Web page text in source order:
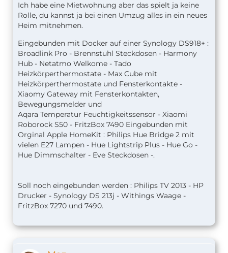
Ich habe eine Mietwohnung aber das spielt ja keine
Rolle, du kannst ja bei einen Umzug alles in ein neues
Heim mitnehmen.
Eingebunden mit Docker auf einer Synology DS918+ :
Broadlink Pro - Brennstuhl Steckdosen - Harmony
Hub - Netatmo Welkome - Tado
Heizkörperthermostate - Max Cube mit
Heizkörperthermostate und Fensterkontakte -
Xiaomy Gateway mit Fensterkontakten,
Bewegungsmelder und
Aqara Temperatur Feuchtigkeitssensor - Xiaomi
Roborock S50 - FritzBox 7490 Eingebunden mit
Orginal Apple HomeKit : Philips Hue Bridge 2 mit
vielen E27 Lampen - Hue Lightstrip Plus - Hue Go -
Hue Dimmschalter - Eve Steckdosen -.
Soll noch eingebunden werden : Philips TV 2013 - HP
Drucker - Synology DS 213j - Withings Waage -
FritzBox 7270 und 7490.